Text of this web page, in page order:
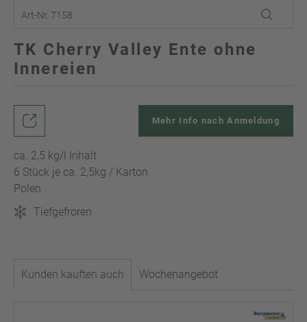
Art-Nr. 7158
TK Cherry Valley Ente ohne
Innereien
ca. 2,5 kg/l Inhalt
6 Stück je ca. 2,5kg / Karton
Polen
Tiefgefroren
Mehr Info nach Anmeldung
Kunden kauften auch Wochenangebot